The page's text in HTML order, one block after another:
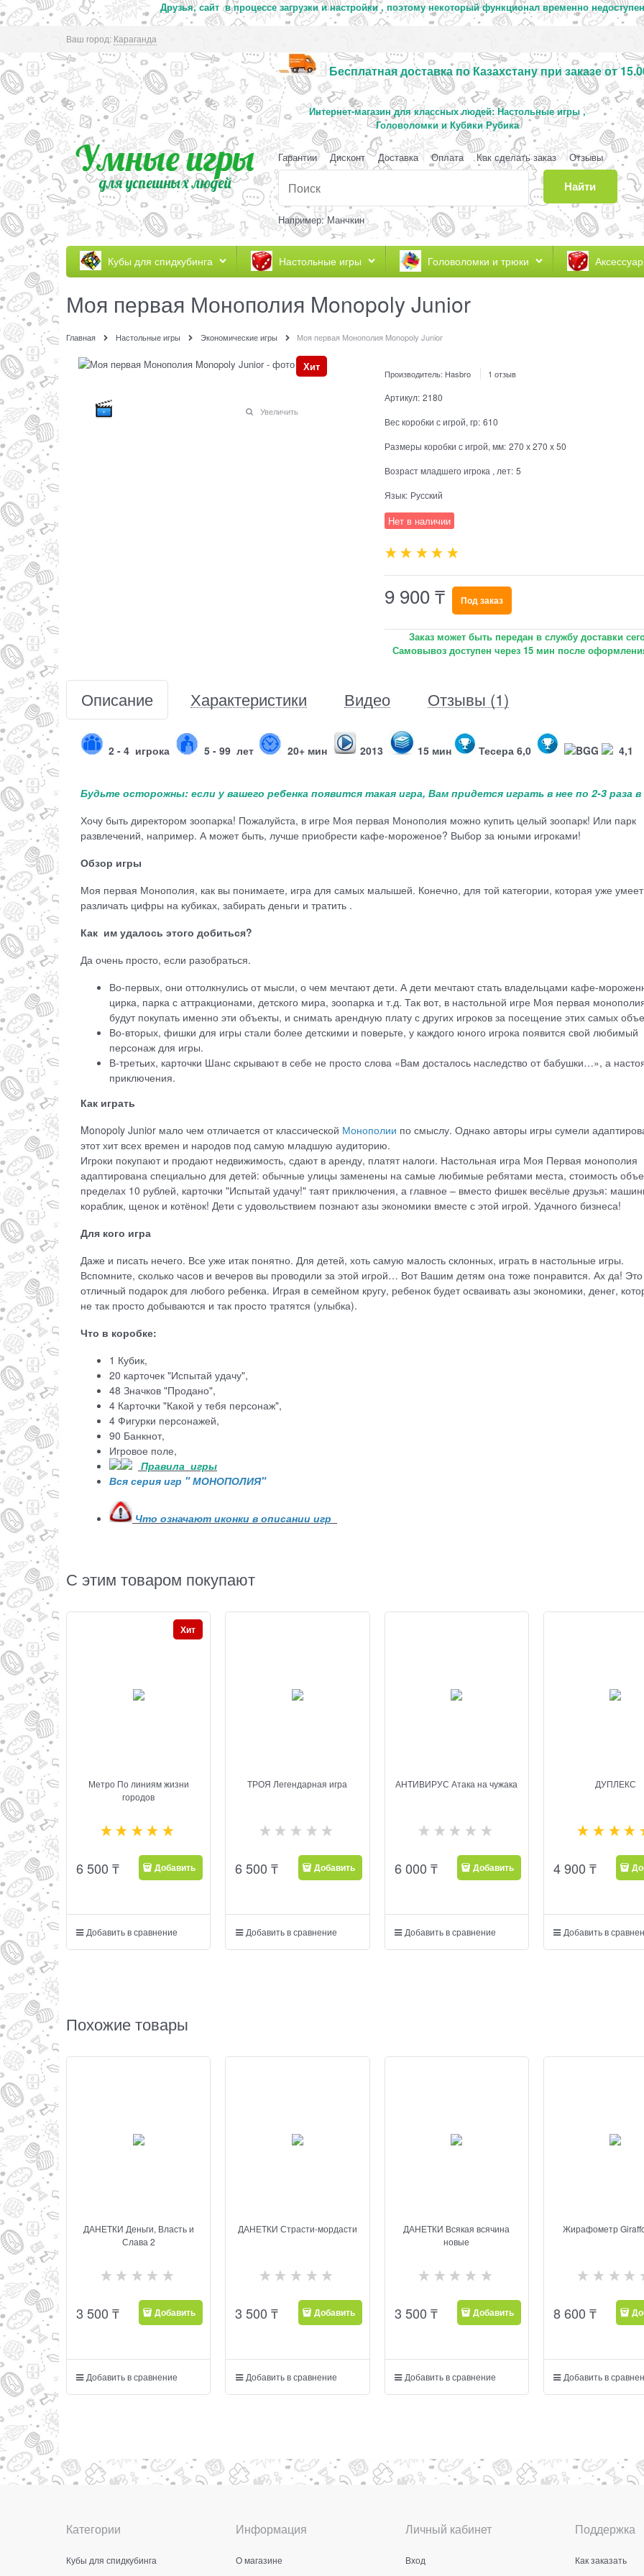
Друзья, сайт в процессе загрузки и настройки , поэтому некоторый функционал временно
Ваш город: Караганда
Бесплатная доставка по Казахстану при заказе от
Интернет-магазин для классных людей: Настольные игры ,
Головоломки и Кубики Рубика
Гарантии Дисконт Доставка Оплата Как сделать заказ Отзывы
Найти
Например: Манчкин
Кубы для спидкубинга Настольные игры Головоломки и трюки
Моя первая Монополия Monopoly Junior
Главная Настольные игры Экономические игры Моя первая Монополия Monopoly Junior
Хит
Увеличить
Производитель: Hasbro 1 отзыв
Артикул: 2180
Вес коробки с игрой, гр: 610
Размеры коробки с игрой, мм: 270 х 270 х 50
Возраст младшего игрока , лет: 5
Язык: Русский
Нет в наличии
9 900 ₸ Под заказ
Заказ может быть передан в службу доставки
Самовывоз доступен через 15 мин после
Описание Характеристики Видео Отзывы (1)
2 - 4 игрока 5 - 99 лет 20+ мин 2013 15 мин Тесера 6,0 BGG 4,1
Будьте осторожны: если у вашего ребенка появится такая игра, Вам придется играть в нее по 2-3 раза
Хочу быть директором зоопарка! Пожалуйста, в игре Моя первая Монополия можно купить целый зоопарк! Или парк
развлечений, например. А может быть, лучше приобрести кафе-мороженое? Выбор за юными игроками!
Обзор игры
Моя первая Монополия, как вы понимаете, игра для самых малышей. Конечно, для той категории, которая уже умеет
различать цифры на кубиках, забирать деньги и тратить .
Как им удалось этого добиться?
Да очень просто, если разобраться.
Во-первых, они оттолкнулись от мысли, о чем мечтают дети. А дети мечтают стать владельцами кафе-
цирка, парка с аттракционами, детского мира, зоопарка и т.д. Так вот, в настольной игре Моя первая
будут покупать именно эти объекты, и снимать арендную плату с других игроков за посещение этих самых
Во-вторых, фишки для игры стали более детскими и поверьте, у каждого юного игрока появится свой любимый
персонаж для игры.
В-третьих, карточки Шанс скрывают в себе не просто слова «Вам досталось наследство от бабушки…», а
приключения.
Как играть
Monopoly Junior мало чем отличается от классической Монополии по смыслу. Однако авторы игры сумели
этот хит всех времен и народов под самую младшую аудиторию.
Игроки покупают и продают недвижимость, сдают в аренду, платят налоги. Настольная игра Моя Первая монополия
адаптирована специально для детей: обычные улицы заменены на самые любимые ребятами места, стоимость
пределах 10 рублей, карточки "Испытай удачу!" таят приключения, а главное – вместо фишек весёлые друзья:
кораблик, щенок и котёнок! Дети с удовольствием познают азы экономики вместе с этой игрой. Удачного бизнеса!
Для кого игра
Даже и писать нечего. Все уже итак понятно. Для детей, хоть самую малость склонных, играть в настольные игры.
Вспомните, сколько часов и вечеров вы проводили за этой игрой… Вот Вашим детям она тоже понравится. Ах да! Это
отличный подарок для любого ребенка. Играя в семейном кругу, ребенок будет осваивать азы экономики, денег,
не так просто добываются и так просто тратятся (улыбка).
Что в коробке:
1 Кубик,
20 карточек "Испытай удачу",
48 Значков "Продано",
4 Карточки "Какой у тебя персонаж",
4 Фигурки персонажей,
90 Банкнот,
Игровое поле,
Правила игры
Вся серия игр " МОНОПОЛИЯ"
Что означают иконки в описании игр
С этим товаром покупают
Метро По линиям жизни
городов
Хит
6 500 ₸ Добавить
Добавить в сравнение
ТРОЯ Легендарная игра
6 500 ₸ Добавить
Добавить в сравнение
АНТИВИРУС Атака на чужака
6 000 ₸ Добавить
Добавить в сравнение
ДУПЛЕКС
4 900 ₸
Добавить в
Похожие товары
ДАНЕТКИ Деньги, Власть и
Слава 2
3 500 ₸ Добавить
Добавить в сравнение
ДАНЕТКИ Страсти-мордасти
3 500 ₸ Добавить
Добавить в сравнение
ДАНЕТКИ Всякая всячина
новые
3 500 ₸ Добавить
Добавить в сравнение
Жирафометр
8 600 ₸
Добавить в
Категории
Кубы для спидкубинга
Информация
О магазине
Личный кабинет
Вход
Поддержка
Как заказать